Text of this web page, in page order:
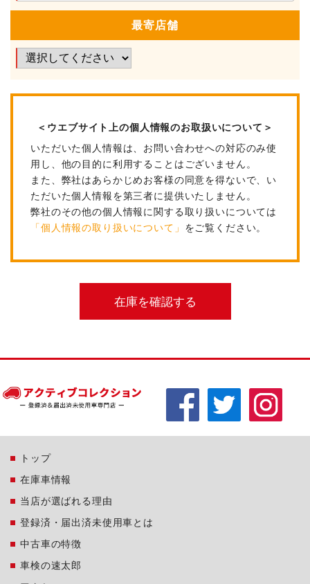
最寄店舗
＜ウエブサイト上の個人情報のお取扱いについて＞
いただいた個人情報は、お問い合わせへの対応のみ使
用し、他の目的に利用することはございません。
また、弊社はあらかじめお客様の同意を得ないで、い
ただいた個人情報を第三者に提供いたしません。
弊社のその他の個人情報に関する取り扱いについては
「個人情報の取り扱いについて」 をご覧ください。
トップ
在庫車情報
当店が選ばれる理由
登録済・届出済未使用車とは
中古車の特徴
車検の速太郎